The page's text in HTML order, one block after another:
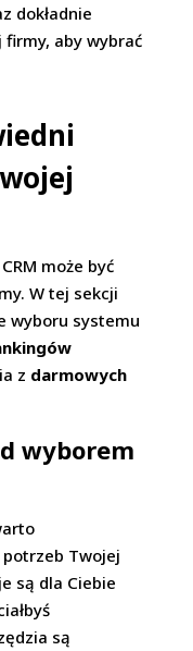
dokładnie
aby wybrać
może być
W tej sekcji
wyboru systemu
z darmowych
wyborem
potrzeb Twojej
są dla Ciebie
są